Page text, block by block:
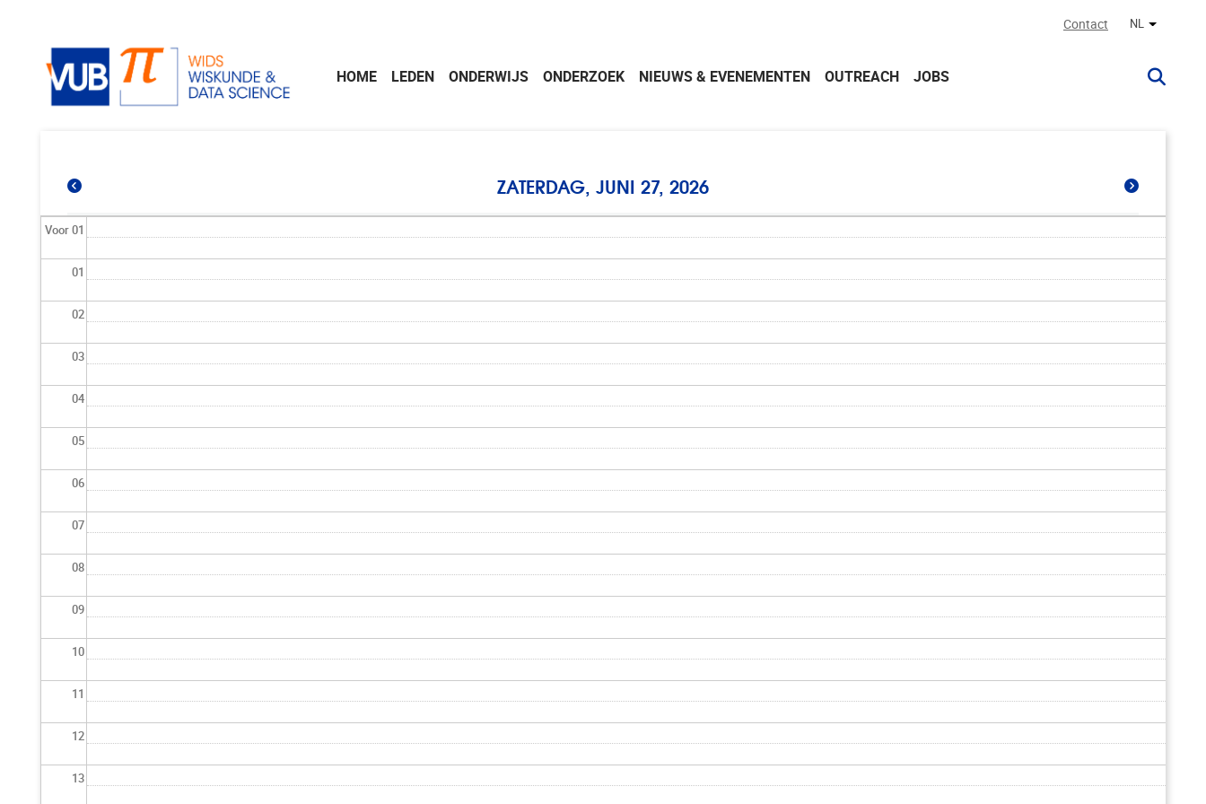
Contact NL Andere
HOME LEDEN ONDERWIJS ONDERZOEK NIEUWS & EVENEMENTEN OUTREACH JOBS
ZATERDAG, JUNI 27, 2026
Voor 01
01
02
03
04
05
06
07
08
09
10
11
12
13